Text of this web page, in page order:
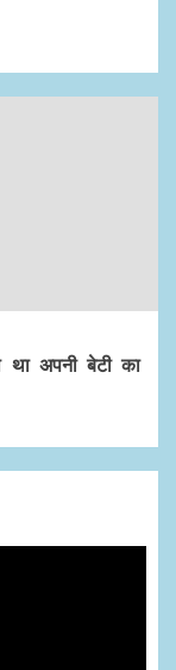
था अपनी बेटी का